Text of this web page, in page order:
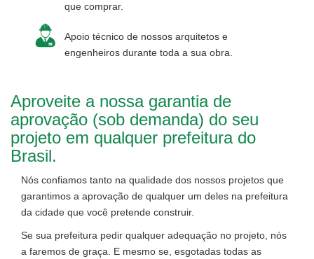
que comprar.
Apoio técnico de nossos arquitetos e
engenheiros durante toda a sua obra.
Aproveite a nossa garantia de
aprovação (sob demanda) do seu
projeto em qualquer prefeitura do
Brasil.
Nós confiamos tanto na qualidade dos nossos projetos que
garantimos a aprovação de qualquer um deles na prefeitura
da cidade que você pretende construir.
Se sua prefeitura pedir qualquer adequação no projeto, nós
a faremos de graça. E mesmo se, esgotadas todas as